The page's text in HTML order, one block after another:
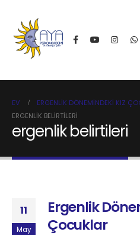
EV ERGENLIK DÖNEMINDEKI KIZ
ERGENLIK BELIRTILERI
ergenlik belirtileri
11
May
Ergenlik
Çocuklar